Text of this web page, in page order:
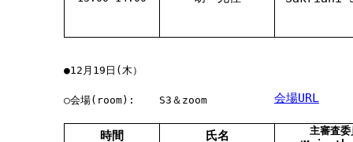
●12月19日(木）
○会場(room): S3＆zoom 会場URL
時間
氏名
主審査委